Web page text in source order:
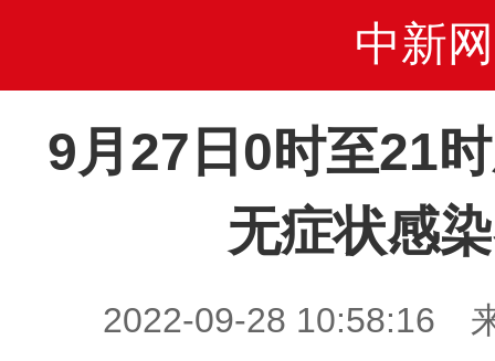
中新网
9月27日0时至21
无症状感
2022-09-28 10:58:16